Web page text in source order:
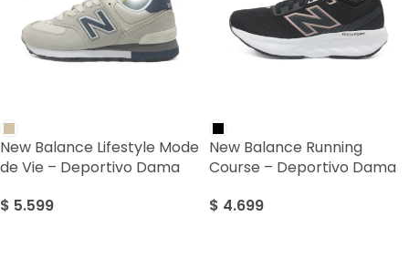
New Balance Lifestyle Mode
de Vie – Deportivo Dama
$ 5.599
New Balance Running
Course – Deportivo Dama
$ 4.699